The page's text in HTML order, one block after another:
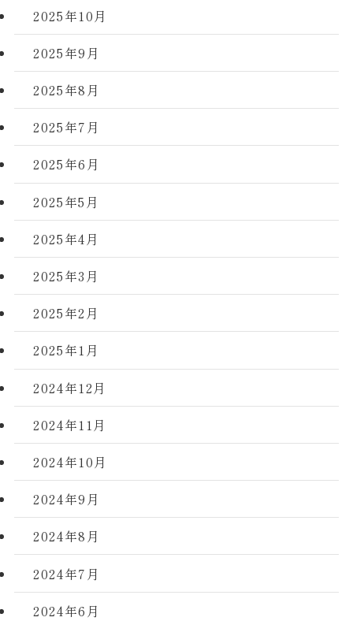
2025年10月
2025年9月
2025年8月
2025年7月
2025年6月
2025年5月
2025年4月
2025年3月
2025年2月
2025年1月
2024年12月
2024年11月
2024年10月
2024年9月
2024年8月
2024年7月
2024年6月